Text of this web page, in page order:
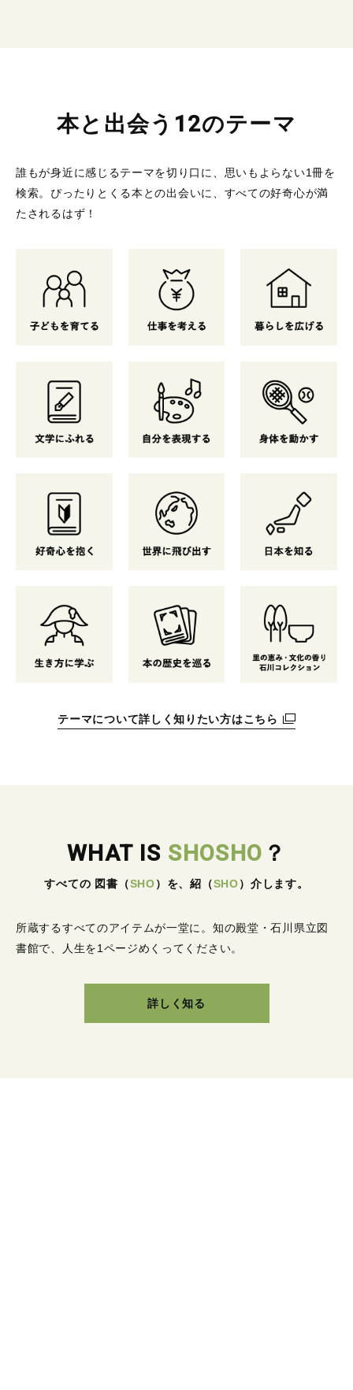
本と出会う12のテーマ
誰もが身近に感じるテーマを切り口に、思いもよらない1冊を
検索。 ぴったりとくる本との出会いに、すべての好奇心が満
たされるはず！
テーマについて詳しく知りたい方はこちら
WHAT IS SHOSHO ？
すべての 図書 （SHO） を、紹 （SHO） 介します。
所蔵するすべてのアイテムが一堂に。 知の殿堂・石川県立図
書館で、人生を1ページめくってください。
詳しく知る